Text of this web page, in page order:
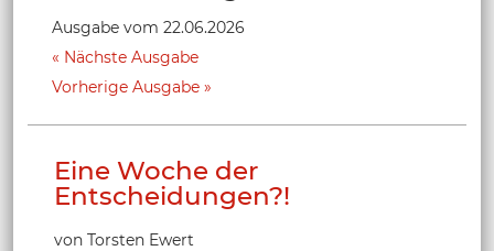
Ausgabe vom 22.06.2026
Nächste Ausgabe
Vorherige Ausgabe
Eine Woche der
Entscheidungen?!
von Torsten Ewert